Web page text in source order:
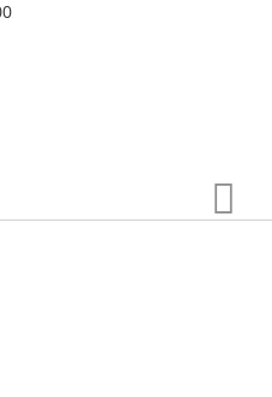
Inhalt